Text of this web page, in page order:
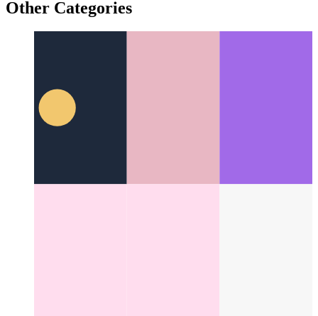
Codificación en realidad virtual
Meta es un hito en la realidad virtual